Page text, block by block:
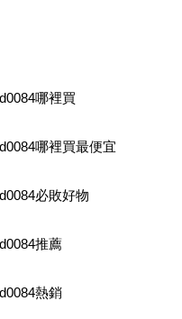
哪裡買
哪裡買最便宜
必敗好物
推薦
熱銷